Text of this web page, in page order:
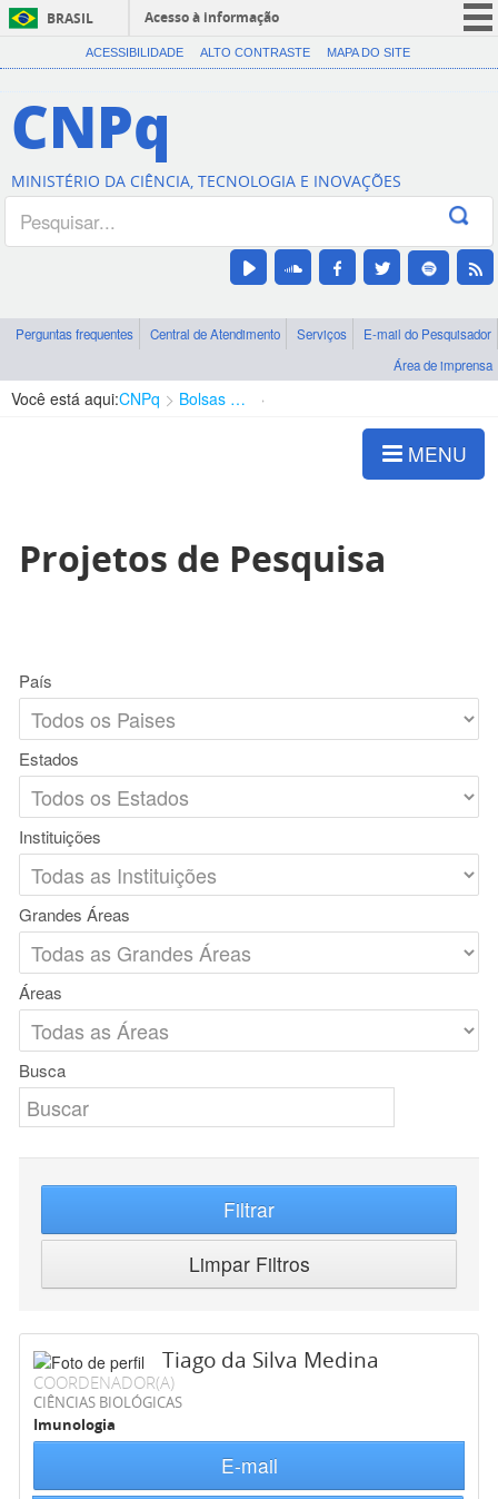
BRASIL
Acesso à informação
CORONAVÍRUS (COVID-19)
Canais
ACESSIBILIDADE ALTO CONTRASTE MAPA DO SITE
CNPq
MINISTÉRIO DA CIÊNCIA, TECNOLOGIA E INOVAÇÕES
Perguntas frequentes Central de Atendimento Serviços
E-mail do Pesquisador
Área de imprensa
Você está aqui:CNPq Bolsas e Auxílios Vigentes
MENU
Projetos de Pesquisa
País
Estados
Instituições
Grandes Áreas
Áreas
Busca
Filtrar
Limpar Filtros
Tiago da Silva Medina
COORDENADOR(A)
CIÊNCIAS BIOLÓGICAS
Imunologia
E-mail